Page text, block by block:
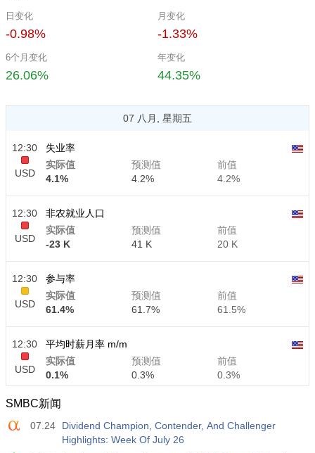
日变化
-0.98%
月变化
-1.33%
6个月变化
26.06%
年变化
44.35%
07 八月, 星期五
12:30
USD
失业率
实际值
4.1%
预测值
4.2%
前值
4.2%
12:30
USD
非农就业人口
实际值
-23 K
预测值
41 K
前值
20 K
12:30
USD
参与率
实际值
61.4%
预测值
61.7%
前值
61.5%
12:30
USD
平均时薪月率 m/m
实际值
0.1%
预测值
0.3%
前值
0.3%
12:30
平均时薪年率 y/y
实际值
3.2%
预测值
3.5%
前值
SMBC新闻
07.24
Dividend Champion, Contender, And Challenger
Highlights: Week Of July 26